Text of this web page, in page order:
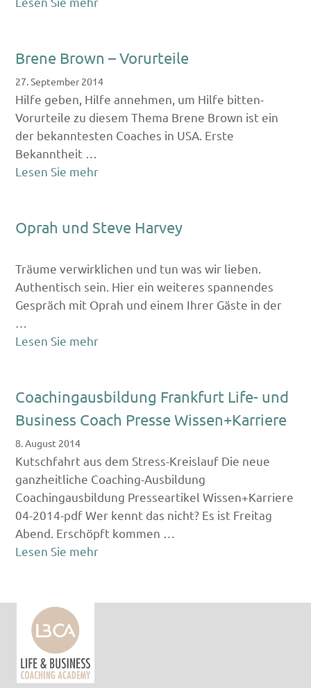
Brene Brown – Vorurteile
27. September 2014
Hilfe geben, Hilfe annehmen, um Hilfe bitten-
Vorurteile zu diesem Thema Brene Brown ist ein
der bekanntesten Coaches in USA. Erste
Bekanntheit …
Lesen Sie mehr
Oprah und Steve Harvey
Träume verwirklichen und tun was wir lieben.
Authentisch sein. Hier ein weiteres spannendes
Gespräch mit Oprah und einem Ihrer Gäste in der
Lesen Sie mehr
Coachingausbildung Frankfurt Life- und
Business Coach Presse Wissen+Karriere
8. August 2014
Kutschfahrt aus dem Stress-Kreislauf Die neue
ganzheitliche Coaching-Ausbildung
Coachingausbildung Presseartikel Wissen+Karriere
04-2014-pdf Wer kennt das nicht? Es ist Freitag
Abend. Erschöpft kommen …
Lesen Sie mehr